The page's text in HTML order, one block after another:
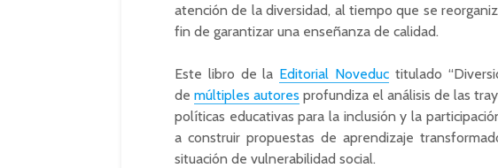
atención de la diversidad, al tiempo que se
fin de garantizar una enseñanza de calidad.
Este libro de la Editorial Noveduc titulado
de múltiples autores profundiza el análisis de las
políticas educativas para la inclusión y la
a construir propuestas de aprendizaje
situación de vulnerabilidad social.